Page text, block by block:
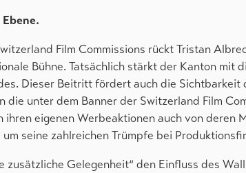
Film Commissions rückt Tristan
Bühne. Tatsächlich stärkt der Kanton mit
Dieser Beitritt fördert auch die Sichtbarkeit
unter dem Banner der Switzerland Film
eigenen Werbeaktionen auch von deren
seine zahlreichen Trümpfe bei
Gelegenheit“ den Einfluss des